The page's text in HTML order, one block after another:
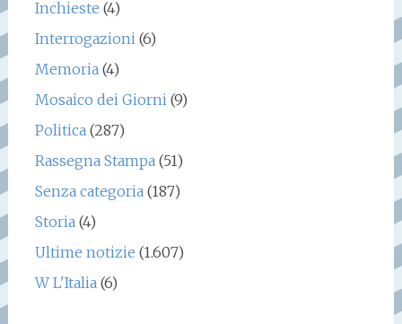
Inchieste (4)
Interrogazioni (6)
Memoria (4)
Mosaico dei Giorni (9)
Politica (287)
Rassegna Stampa (51)
Senza categoria (187)
Storia (4)
Ultime notizie (1.607)
W L'Italia (6)